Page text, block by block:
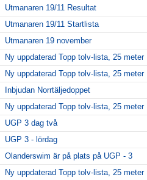
Utmanaren 19/11 Resultat
Utmanaren 19/11 Startlista
Utmanaren 19 november
Ny uppdaterad Topp tolv-lista, 25 meter
Ny uppdaterad Topp tolv-lista, 25 meter
Inbjudan Norrtäljedoppet
Ny uppdaterad Topp tolv-lista, 25 meter
UGP 3 dag två
UGP 3 - lördag
Olanderswim är på plats på UGP - 3
Ny uppdaterad Topp tolv-lista, 25 meter